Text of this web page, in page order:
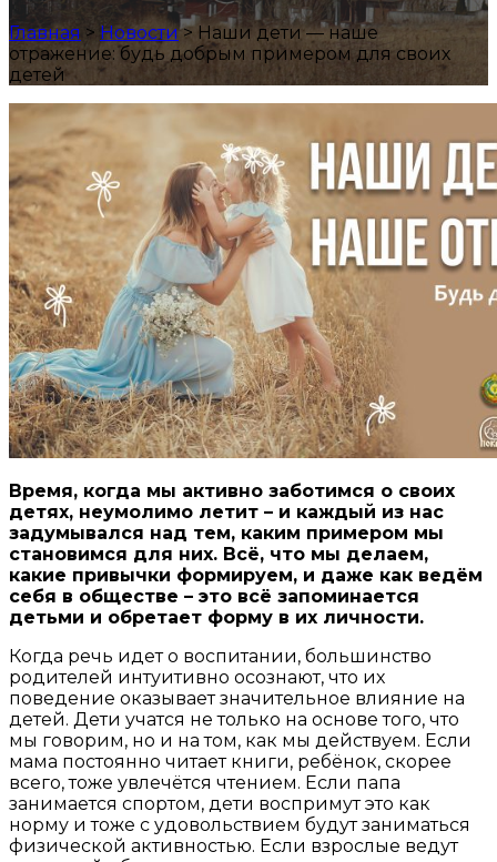
Главная > Новости> Наши дети — наше
отражение: будь добрым примером для своих
детей
Время, когда мы активно заботимся о своих
детях, неумолимо летит – и каждый из нас
задумывался над тем, каким примером мы
становимся для них. Всё, что мы делаем,
какие привычки формируем, и даже как ведём
себя в обществе – это всё запоминается
детьми и обретает форму в их личности.
Когда речь идет о воспитании, большинство
родителей интуитивно осознают, что их
поведение оказывает значительное влияние на
детей. Дети учатся не только на основе того, что
мы говорим, но и на том, как мы действуем. Если
мама постоянно читает книги, ребёнок, скорее
всего, тоже увлечётся чтением. Если папа
занимается спортом, дети воспримут это как
норму и тоже с удовольствием будут заниматься
физической активностью. Если взрослые ведут